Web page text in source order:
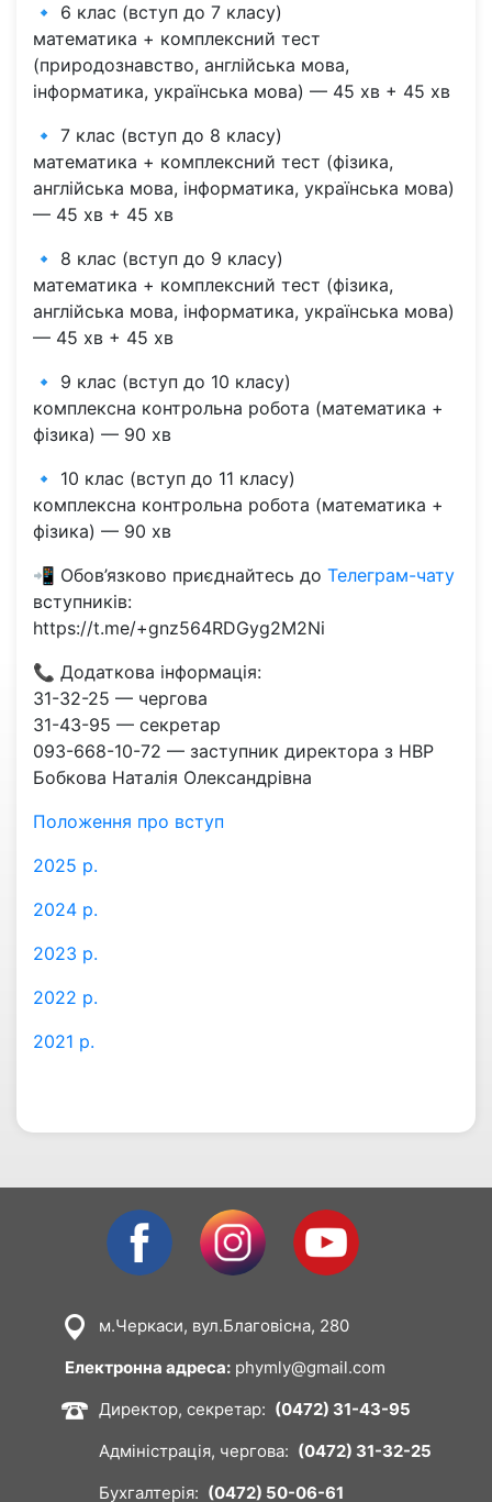
🔹 6 клас (вступ до 7 класу)
математика + комплексний тест
(природознавство, англійська мова,
інформатика, українська мова) — 45 хв + 45 хв
🔹 7 клас (вступ до 8 класу)
математика + комплексний тест (фізика,
англійська мова, інформатика, українська мова)
— 45 хв + 45 хв
🔹 8 клас (вступ до 9 класу)
математика + комплексний тест (фізика,
англійська мова, інформатика, українська мова)
— 45 хв + 45 хв
🔹 9 клас (вступ до 10 класу)
комплексна контрольна робота (математика +
фізика) — 90 хв
🔹 10 клас (вступ до 11 класу)
комплексна контрольна робота (математика +
фізика) — 90 хв
📲 Обов’язково приєднайтесь до Телеграм-чату
вступників:
https://t.me/+gnz564RDGyg2M2Ni
📞 Додаткова інформація:
31-32-25 — чергова
31-43-95 — секретар
093-668-10-72 — заступник директора з НВР
Бобкова Наталія Олександрівна
Положення про вступ
2025 р.
2024 р.
2023 р.
2022 р.
2021 р.
Facebook Instagram Youtube
Imageм.Черкаси, вул.Благовісна, 280
Електронна адреса:phymly@gmail.com
ImageДиректор, секретар: (0472) 31-43-95
Адміністрація, чергова: (0472) 31-32-25
Бухгалтерія: (0472) 50-06-61